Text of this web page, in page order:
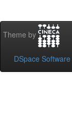
Theme by
DSpace Software